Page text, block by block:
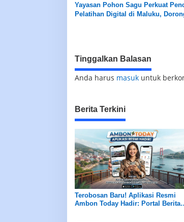
Yayasan Pohon Sagu Perkuat
Pelatihan Digital di Maluku,
Tinggalkan Balasan
Anda harus masuk untuk
Berita Terkini
Terobosan Baru! Aplikasi Resmi
Ambon Today Hadir: Portal Berita